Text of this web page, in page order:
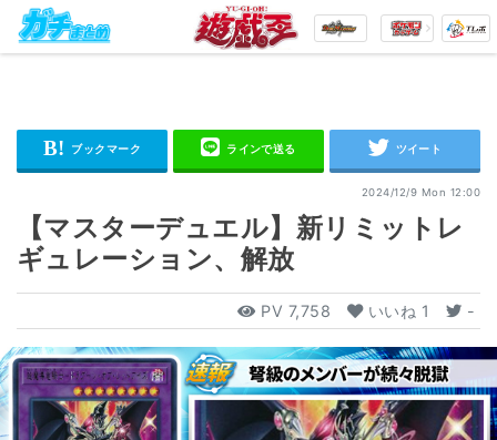
2024/12/9 Mon 12:00
【マスターデュエル】新リミットレ
ギュレーション、解放
PV 7,758 いいね 1 -